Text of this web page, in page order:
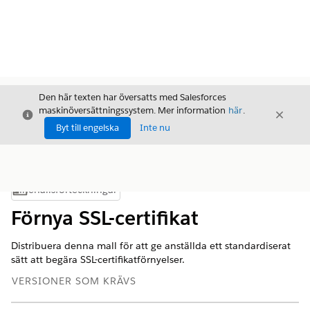
Stäng
Den här texten har översatts med Salesforces
maskinöversättningssystem. Mer information här.
Byt till engelska
Inte nu
Stäng
Visa innehållsförteckning
Innehållsförteckningar
Förnya SSL-certifikat
Distribuera denna mall för att ge anställda ett standardiserat
sätt att begära SSL-certifikatförnyelser.
VERSIONER SOM KRÄVS